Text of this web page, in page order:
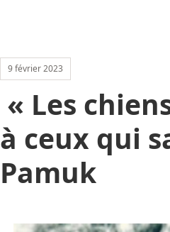
9 février 2023
« Les
à ceux qui
Pamuk